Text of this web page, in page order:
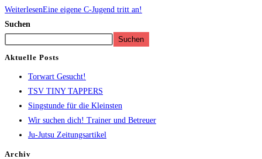
WeiterlesenEine eigene C-Jugend tritt an!
Suchen
Suchen
Aktuelle Posts
Torwart Gesucht!
TSV TINY TAPPERS
Singstunde für die Kleinsten
Wir suchen dich! Trainer und Betreuer
Ju-Jutsu Zeitungsartikel
Archiv